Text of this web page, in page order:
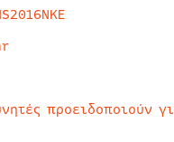
προειδοποιούν